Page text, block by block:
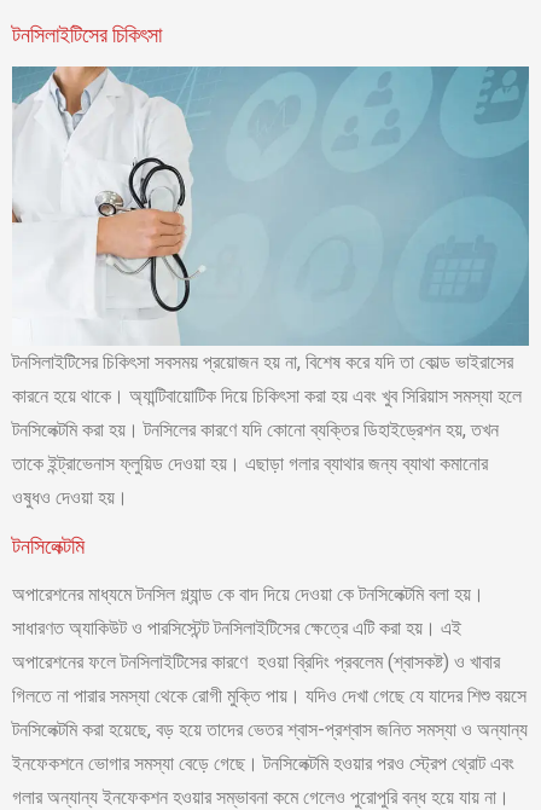
টনসিলাইটিসের চিকিৎসা
টনসিলাইটিসের চিকিৎসা সবসময় প্রয়োজন হয় না, বিশেষ করে যদি তা কোল্ড ভাইরাসের
কারনে হয়ে থাকে। অ্যান্টিবায়োটিক দিয়ে চিকিৎসা করা হয় এবং খুব সিরিয়াস সমস্যা হলে
টনসিলেক্টমি করা হয়। টনসিলের কারণে যদি কোনো ব্যক্তির ডিহাইড্রেশন হয়, তখন
তাকে ইন্ট্রাভেনাস ফ্লুয়িড দেওয়া হয়। এছাড়া গলার ব্যাথার জন্য ব্যাথা কমানোর
ওষুধও দেওয়া হয়।
টনসিলেক্টমি
অপারেশনের মাধ্যমে টনসিল গ্ল্যান্ড কে বাদ দিয়ে দেওয়া কে টনসিলেক্টমি বলা হয়।
সাধারণত অ্যাকিউট ও পারসিস্টেন্ট টনসিলাইটিসের ক্ষেত্রে এটি করা হয়। এই
অপারেশনের ফলে টনসিলাইটিসের কারণে হওয়া ব্রিদিং প্রবলেম (শ্বাসকষ্ট) ও খাবার
গিলতে না পারার সমস্যা থেকে রোগী মুক্তি পায়। যদিও দেখা গেছে যে যাদের শিশু বয়সে
টনসিলেক্টমি করা হয়েছে, বড় হয়ে তাদের ভেতর শ্বাস-প্রশ্বাস জনিত সমস্যা ও অন্যান্য
ইনফেকশনে ভোগার সমস্যা বেড়ে গেছে। টনসিলেক্টমি হওয়ার পরও স্ট্রেপ থ্রোট এবং
গলার অন্যান্য ইনফেকশন হওয়ার সম্ভাবনা কমে গেলেও পুরোপুরি বন্ধ হয়ে যায় না।